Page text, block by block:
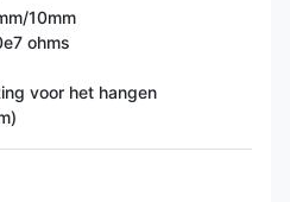
10mm
ohms
voor het hangen